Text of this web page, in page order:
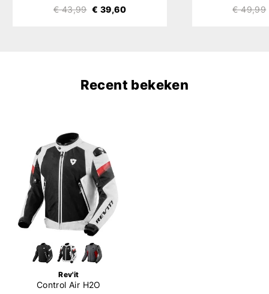
€ 43,99 € 39,60
€ 49,99
Recent bekeken
Rev'it
Control Air H2O